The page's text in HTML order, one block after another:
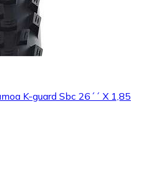
K-guard Sbc 26´´ X 1,85